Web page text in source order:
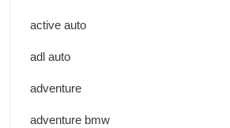
active auto
adl auto
adventure
adventure bmw